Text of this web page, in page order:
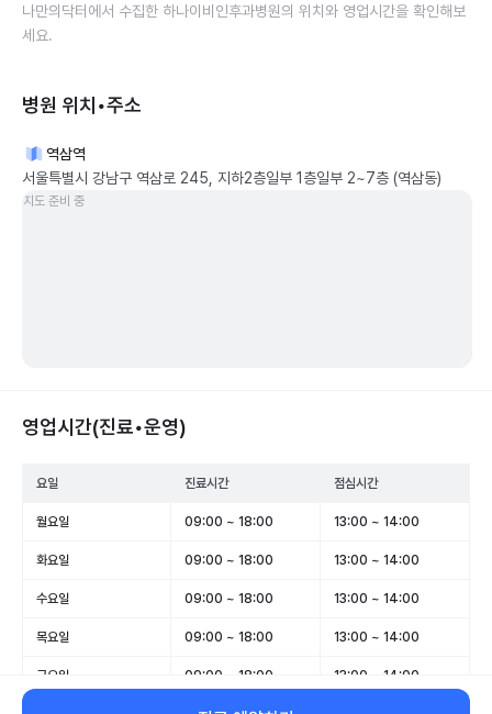
나만의닥터에서 수집한 하나이비인후과병원의 위치와 영업시간을 확인해보
세요.
병원 위치•주소
역삼역
서울특별시 강남구 역삼로 245, 지하2층일부 1층일부 2~7층 (역삼동)
지도 준비 중
영업시간(진료•운영)
요일 진료시간 점심시간
월요일 09:00 ~ 18:00 13:00 ~ 14:00
화요일 09:00 ~ 18:00 13:00 ~ 14:00
수요일 09:00 ~ 18:00 13:00 ~ 14:00
목요일 09:00 ~ 18:00 13:00 ~ 14:00
금요일 09:00 ~ 18:00 13:00 ~ 14:00